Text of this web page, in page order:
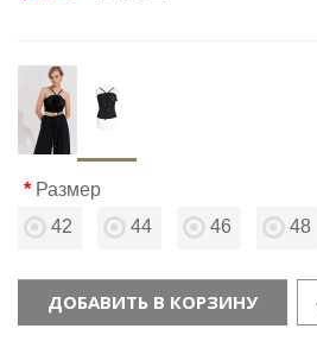
Размер
42
44 46 48
ДОБАВИТЬ В КОРЗИНУ